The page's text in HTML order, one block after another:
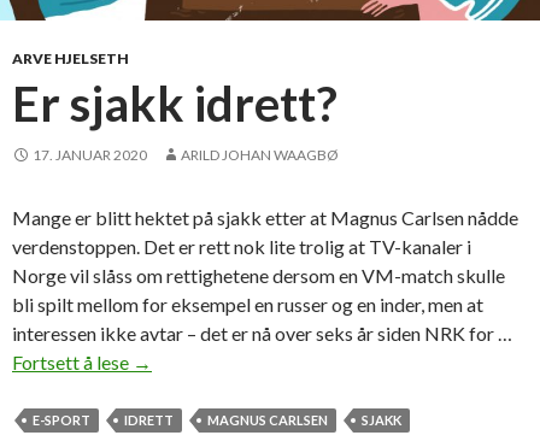
ARVE HJELSETH
Er sjakk idrett?
17. JANUAR 2020 ARILD JOHAN WAAGBØ
Mange er blitt hektet på sjakk etter at Magnus Carlsen nådde
verdenstoppen. Det er rett nok lite trolig at TV-kanaler i
Norge vil slåss om rettighetene dersom en VM-match skulle
bli spilt mellom for eksempel en russer og en inder, men at
interessen ikke avtar – det er nå over seks år siden NRK for …
Fortsett å lese E
s
→
E-SPORT IDRETT MAGNUS CARLSEN SJAKK